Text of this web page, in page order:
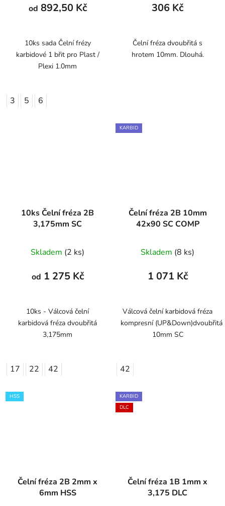
od 892,50 Kč
10ks sada Čelní frézy
karbidové 1 břit pro Plast /
Plexi 1.0mm
3 5 6
306 Kč
Čelní fréza dvoubřitá s
hrotem 10mm. Dlouhá.
10ks Čelní fréza 2B
3,175mm SC
Skladem (2 ks)
od 1 275 Kč
10ks - Válcová čelní
karbidová fréza dvoubřitá
3,175mm
17 22 42
KARBID
Čelní fréza 2B 10mm
42x90 SC COMP
Skladem (8 ks)
1 071 Kč
Válcová čelní karbidová fréza
kompresní (UP&Down)dvoubřitá
10mm SC
42
HSS
Čelní fréza 2B 2mm x
6mm HSS
KARBID
DLC
Čelní fréza 1B 1mm x
3,175 DLC